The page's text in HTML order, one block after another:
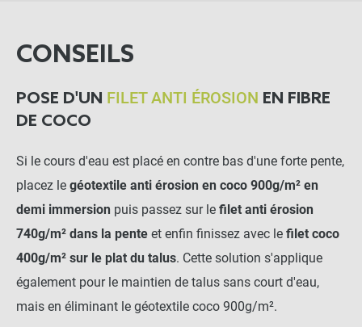
CONSEILS
POSE D'UN FILET ANTI ÉROSION EN FIBRE
DE COCO
Si le cours d'eau est placé en contre bas d'une forte pente,
placez le géotextile anti érosion en coco 900g/m² en
demi immersion puis passez sur le filet anti érosion
740g/m² dans la pente et enfin finissez avec le filet coco
400g/m² sur le plat du talus. Cette solution s'applique
également pour le maintien de talus sans court d'eau,
mais en éliminant le géotextile coco 900g/m².